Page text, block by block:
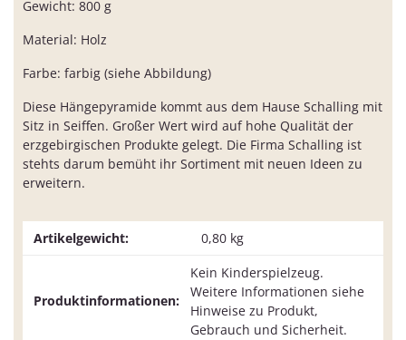
Gewicht: 800 g
Material: Holz
Farbe: farbig (siehe Abbildung)
Diese Hängepyramide kommt aus dem Hause Schalling mit
Sitz in Seiffen. Großer Wert wird auf hohe Qualität der
erzgebirgischen Produkte gelegt. Die Firma Schalling ist
stehts darum bemüht ihr Sortiment mit neuen Ideen zu
erweitern.
Artikelgewicht: 0,80 kg
Produktinformationen:
Kein Kinderspielzeug.
Weitere Informationen siehe
Hinweise zu Produkt,
Gebrauch und Sicherheit.